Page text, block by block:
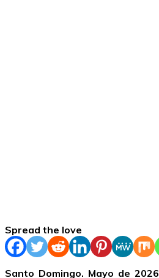
Spread the love
Santo Domingo. Mayo de 2026